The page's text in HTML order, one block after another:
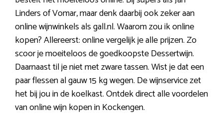
Linders of Vomar, maar denk daarbij ook zeker aan
online wijnwinkels als gall.nl. Waarom zou ik online
kopen? Allereerst: online vergelijk je alle prijzen. Zo
scoor je moeiteloos de goedkoopste Dessertwijn.
Daarnaast til je niet met zware tassen. Wist je dat een
paar flessen al gauw 15 kg wegen. De wijnservice zet
het bij jou in de koelkast. Ontdek direct alle voordelen
van online wijn kopen in Kockengen.